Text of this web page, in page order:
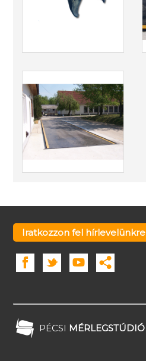
Iratkozzon fel hírlevelünkre
PÉCSI MÉRLEGSTÚDIÓ